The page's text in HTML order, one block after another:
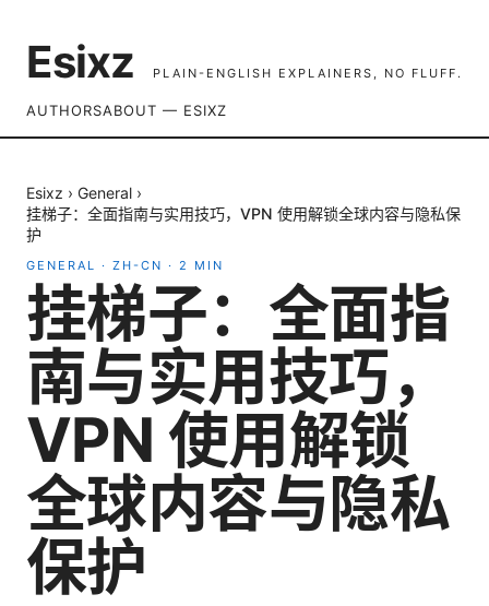
Esixz PLAIN-ENGLISH EXPLAINERS, NO FLUFF.
AUTHORSABOUT — ESIXZ
Esixz › General ›
挂梯子：全面指南与实用技巧，VPN 使用解锁全球内容与隐私保
护
GENERAL · ZH-CN · 2 MIN
挂梯子：全面指
南与实用技巧，
VPN 使用解锁
全球内容与隐私
保护